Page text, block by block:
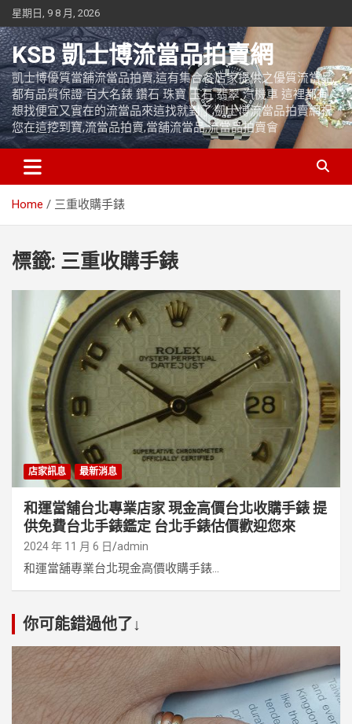
Skip
to
content
星期日, 9 8 月, 2026
KSB 凱士博流當品拍賣網
凱士博優質當舖流當品拍賣,這有集合各店家提供之優質流當品,
都有品質保證 百大名錶 鑽石 珠寶 玉石 翡翠 汽機車 這裡都有
想找便宜又實在的流當品來這找就對了,凱士博流當品拍賣網祝
您在這挖到寶,流當品拍賣,當舖流當品,流當品拍賣會
Home 三重收購手錶
標籤: 三重收購手錶
店家訊息 最新消息
和運當舖台北專業店家 現金高價台北收購手錶 提
供免費台北手錶鑑定 台北手錶估價歡迎您來
2024 年 11 月 6 日 admin
和運當舖專業台北現金高價收購手錶...
你可能錯過他了↓